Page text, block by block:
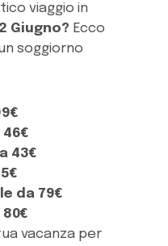
viaggio in
Giugno? Ecco
soggiorno
43€
da 79€
vacanza per